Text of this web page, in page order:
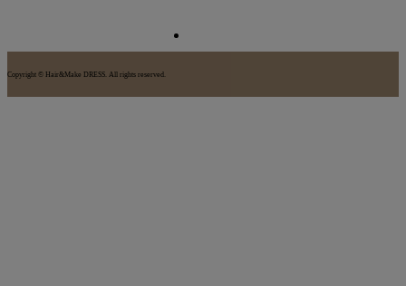
Copyright © Hair&Make DRESS. All rights reserved.